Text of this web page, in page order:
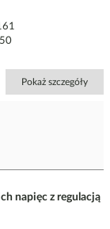
Pokaż szczegóły
napięc z regulacją